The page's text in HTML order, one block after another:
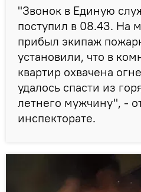
"Звонок в Единую
поступил в 08.43. На
прибыл экипаж
установили, что в
квартир охвачена
удалось спасти из
летнего мужчину", -
инспекторате.